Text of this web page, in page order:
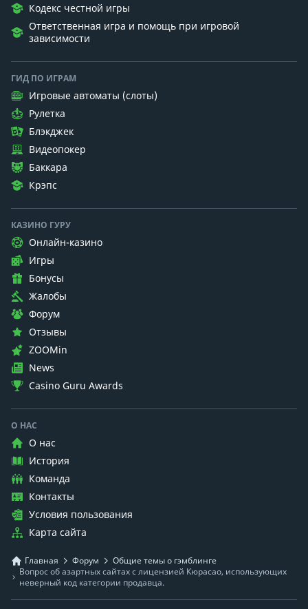
Кодекс честной игры
Ответственная игра и помощь при игровой
зависимости
ГИД ПО ИГРАМ
Игровые автоматы (слоты)
Рулетка
Блэкджек
Видеопокер
Баккара
Крэпс
КАЗИНО ГУРУ
Онлайн-казино
Игры
Бонусы
Жалобы
Форум
Отзывы
ZOOMin
News
Casino Guru Awards
О НАС
О нас
История
Команда
Контакты
Условия пользования
Карта сайта
Главная Форум
Общие темы о гэмблинге
Вопрос об азартных сайтах с лицензией Кюрасао, использующих
неверный код категории продавца.